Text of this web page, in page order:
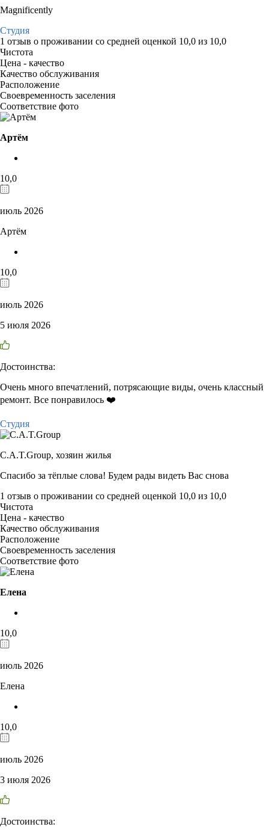
Magnificently
Студия
1 отзыв о проживании со средней оценкой 10,0 из 10,0
Чистота
Цена - качество
Качество обслуживания
Расположение
Своевременность заселения
Соответствие фото
Артём
10,0
июль 2026
Артём
10,0
июль 2026
5 июля 2026
Достоинства:
Очень много впечатлений, потрясающие виды, очень классный
ремонт. Все понравилось ❤️
Студия
C.A.T.Group, хозяин жилья
Спасибо за тёплые слова! Будем рады видеть Вас снова
1 отзыв о проживании со средней оценкой 10,0 из 10,0
Чистота
Цена - качество
Качество обслуживания
Расположение
Своевременность заселения
Соответствие фото
Елена
10,0
июль 2026
Елена
10,0
июль 2026
3 июля 2026
Достоинства: